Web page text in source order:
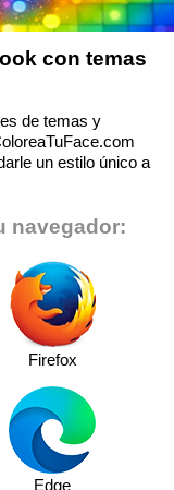
con temas
de temas y
un estilo único a
navegador:
Firefox
Edge